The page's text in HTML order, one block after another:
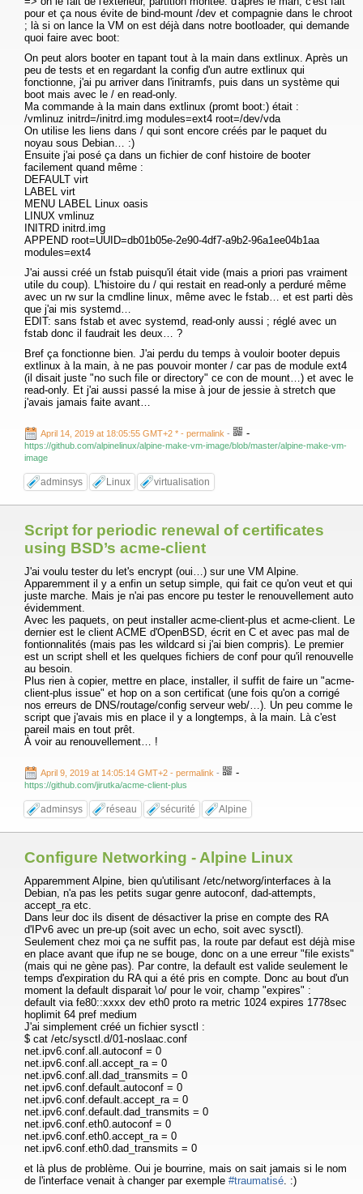
pour et ça nous évite de bind-mount /dev et compagnie dans le chroot
; là si on lance la VM on est déjà dans notre bootloader, qui demande
quoi faire avec boot:
On peut alors booter en tapant tout à la main dans extlinux. Après un
peu de tests et en regardant la config d'un autre extlinux qui
fonctionne, j'ai pu arriver dans l'initramfs, puis dans un système qui
boot mais avec le / en read-only.
Ma commande à la main dans extlinux (promt boot:) était :
/vmlinuz initrd=/initrd.img modules=ext4 root=/dev/vda
On utilise les liens dans / qui sont encore créés par le paquet du
noyau sous Debian… :)
Ensuite j'ai posé ça dans un fichier de conf histoire de booter
facilement quand même :
DEFAULT virt
LABEL virt
MENU LABEL Linux oasis
LINUX vmlinuz
INITRD initrd.img
APPEND root=UUID=db01b05e-2e90-4df7-a9b2-96a1ee04b1aa
modules=ext4
J'ai aussi créé un fstab puisqu'il était vide (mais a priori pas vraiment
utile du coup). L'histoire du / qui restait en read-only a perduré même
avec un rw sur la cmdline linux, même avec le fstab… et est parti dès
que j'ai mis systemd…
EDIT: sans fstab et avec systemd, read-only aussi ; réglé avec un
fstab donc il faudrait les deux… ?
Bref ça fonctionne bien. J'ai perdu du temps à vouloir booter depuis
extlinux à la main, à ne pas pouvoir monter / car pas de module ext4
(il disait juste "no such file or directory" ce con de mount…) et avec le
read-only. Et j'ai aussi passé la mise à jour de jessie à stretch que
j'avais jamais faite avant…
April 14, 2019 at 18:05:55 GMT+2 * - permalink - -
https://github.com/alpinelinux/alpine-make-vm-image/blob/master/alpine-make-vm-
image
adminsys Linux virtualisation
Script for periodic renewal of certificates
using BSD’s acme-client
J'ai voulu tester du let's encrypt (oui…) sur une VM Alpine.
Apparemment il y a enfin un setup simple, qui fait ce qu'on veut et qui
juste marche. Mais je n'ai pas encore pu tester le renouvellement auto
évidemment.
Avec les paquets, on peut installer acme-client-plus et acme-client. Le
dernier est le client ACME d'OpenBSD, écrit en C et avec pas mal de
fontionnalités (mais pas les wildcard si j'ai bien compris). Le premier
est un script shell et les quelques fichiers de conf pour qu'il renouvelle
au besoin.
Plus rien à copier, mettre en place, installer, il suffit de faire un "acme-
client-plus issue" et hop on a son certificat (une fois qu'on a corrigé
nos erreurs de DNS/routage/config serveur web/…). Un peu comme le
script que j'avais mis en place il y a longtemps, à la main. Là c'est
pareil mais en tout prêt.
À voir au renouvellement… !
April 9, 2019 at 14:05:14 GMT+2 - permalink - -
https://github.com/jirutka/acme-client-plus
adminsys réseau sécurité Alpine
Configure Networking - Alpine Linux
Apparemment Alpine, bien qu'utilisant /etc/networg/interfaces à la
Debian, n'a pas les petits sugar genre autoconf, dad-attempts,
accept_ra etc.
Dans leur doc ils disent de désactiver la prise en compte des RA
d'IPv6 avec un pre-up (soit avec un echo, soit avec sysctl).
Seulement chez moi ça ne suffit pas, la route par defaut est déjà mise
en place avant que ifup ne se bouge, donc on a une erreur "file exists"
(mais qui ne gène pas). Par contre, la default est valide seulement le
temps d'expiration du RA qui a été pris en compte. Donc au bout d'un
moment la default disparait \o/ pour le voir, champ "expires" :
default via fe80::xxxx dev eth0 proto ra metric 1024 expires 1778sec
hoplimit 64 pref medium
J'ai simplement créé un fichier sysctl :
$ cat /etc/sysctl.d/01-noslaac.conf
net.ipv6.conf.all.autoconf = 0
net.ipv6.conf.all.accept_ra = 0
net.ipv6.conf.all.dad_transmits = 0
net.ipv6.conf.default.autoconf = 0
net.ipv6.conf.default.accept_ra = 0
net.ipv6.conf.default.dad_transmits = 0
net.ipv6.conf.eth0.autoconf = 0
net.ipv6.conf.eth0.accept_ra = 0
net.ipv6.conf.eth0.dad_transmits = 0
et là plus de problème. Oui je bourrine, mais on sait jamais si le nom
de l'interface venait à changer par exemple #traumatisé. :)